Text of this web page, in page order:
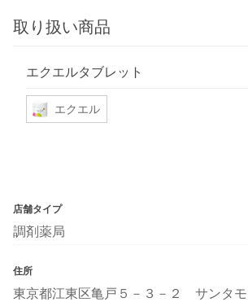
取り扱い商品
エクエルタブレット
エクエル
店舗タイプ
調剤薬局
住所
東京都江東区亀戸５－３－２ サンタ